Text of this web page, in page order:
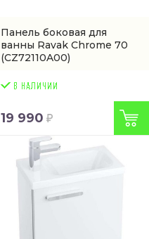
Панель боковая для
ванны Ravak Chrome 70
(CZ72110A00)
19 990